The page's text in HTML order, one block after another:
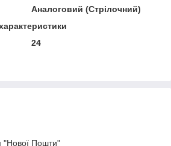
Аналоговий (Стрілочний)
24
"Нової Пошти"